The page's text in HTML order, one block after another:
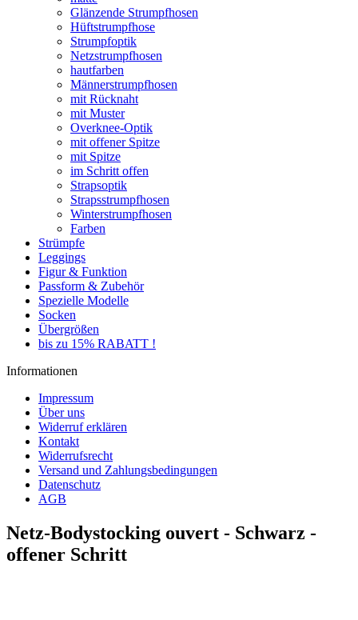
Glänzende Strumpfhosen
Hüftstrumpfhose
Strumpfoptik
Netzstrumpfhosen
hautfarben
Männerstrumpfhosen
mit Rücknaht
mit Muster
Overknee-Optik
mit offener Spitze
mit Spitze
im Schritt offen
Strapsoptik
Strapsstrumpfhosen
Winterstrumpfhosen
Farben
Strümpfe
Leggings
Figur & Funktion
Passform & Zubehör
Spezielle Modelle
Socken
Übergrößen
bis zu 15% RABATT !
Informationen
Impressum
Über uns
Widerruf erklären
Kontakt
Widerrufsrecht
Versand und Zahlungsbedingungen
Datenschutz
AGB
Netz-Bodystocking ouvert - Schwarz -
offener Schritt